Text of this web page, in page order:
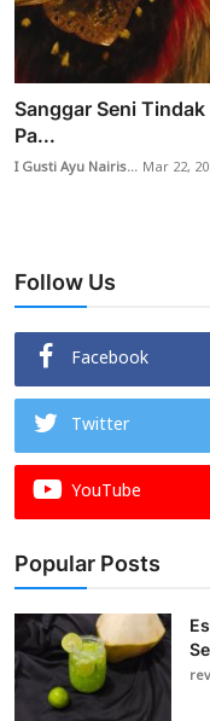
Sanggar Seni
Pa...
I Gusti Ayu Nairis... Mar 22,
Follow Us
Facebook
Twitter
YouTube
Popular Posts